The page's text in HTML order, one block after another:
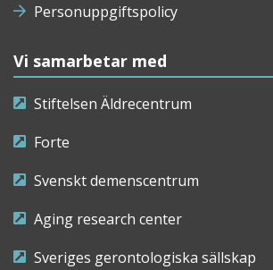
Personuppgiftspolicy
Vi samarbetar med
Stiftelsen Äldrecentrum
Forte
Svenskt demenscentrum
Aging research center
Sveriges gerontologiska sällskap